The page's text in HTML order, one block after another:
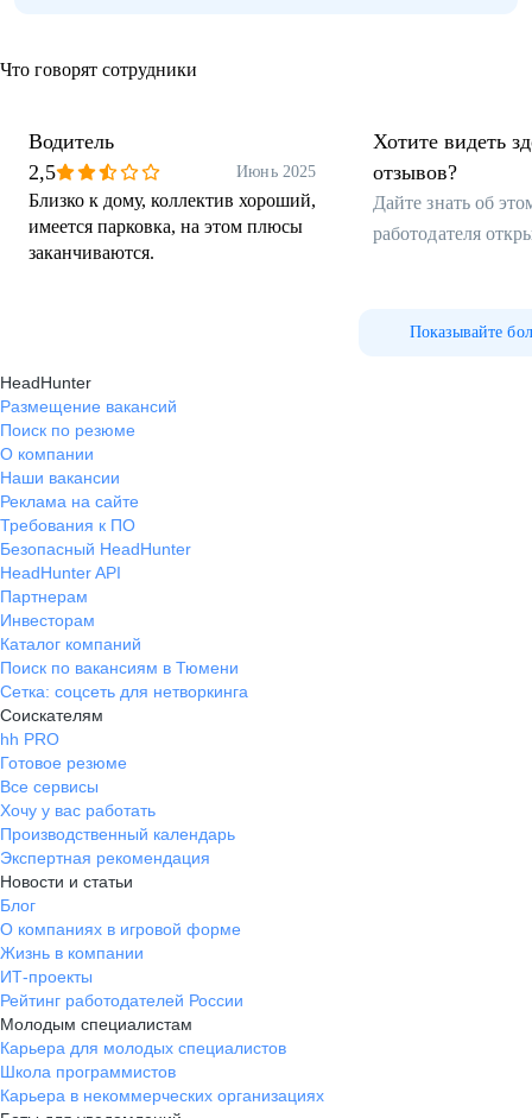
Что говорят сотрудники
Водитель
2,5
Июнь 2025
Близко к дому, коллектив хороший,
имеется парковка, на этом плюсы
заканчиваются.
Хотите видеть
отзывов?
Дайте знать об
работодателя
Показывайте
HeadHunter
Размещение вакансий
Поиск по резюме
О компании
Наши вакансии
Реклама на сайте
Требования к ПО
Безопасный HeadHunter
HeadHunter API
Партнерам
Инвесторам
Каталог компаний
Поиск по вакансиям в Тюмени
Сетка: соцсеть для нетворкинга
Соискателям
hh PRO
Готовое резюме
Все сервисы
Хочу у вас работать
Производственный календарь
Экспертная рекомендация
Новости и статьи
Блог
О компаниях в игровой форме
Жизнь в компании
ИТ-проекты
Рейтинг работодателей России
Молодым специалистам
Карьера для молодых специалистов
Школа программистов
Карьера в некоммерческих организациях